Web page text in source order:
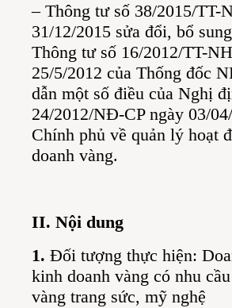
– Thông tư số 38/2015/TT-
31/12/2015 sửa đổi, bổ
Thông tư số 16/2012/TT-
25/5/2012 của Thống đốc
dẫn một số điều của Nghị
24/2012/NĐ-CP ngày 03/
Chính phủ về quản lý hoạt
doanh vàng.
II. Nội dung
1. Đối tượng thực hiện:
kinh doanh vàng có nhu
vàng trang sức, mỹ nghệ